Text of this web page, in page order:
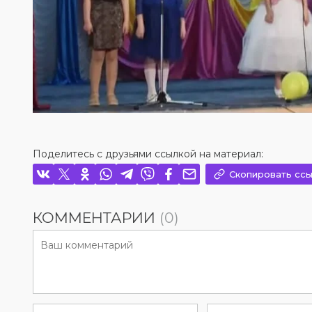
Поделитесь с друзьями ссылкой на материал:
Скопировать
КОММЕНТАРИИ (0)